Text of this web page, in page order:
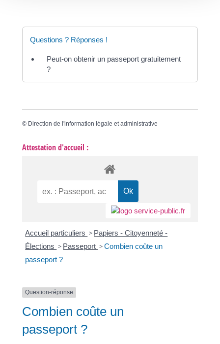
Questions ? Réponses !
Peut-on obtenir un passeport gratuitement
?
© Direction de l'information légale et administrative
Attestation d'accueil :
Accueil particuliers > Papiers - Citoyenneté -
Élections > Passeport >Combien coûte un
passeport ?
Question-réponse
Combien coûte un
passeport ?